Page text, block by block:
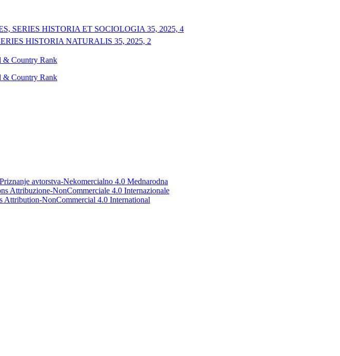
SERIES HISTORIA ET SOCIOLOGIA 35, 2025, 4
HISTORIA NATURALIS 35, 2025, 2
avtorstva-Nekomercialno 4.0 Mednarodna
Attribuzione-NonCommerciale 4.0 Internazionale
Attribution-NonCommercial 4.0 International